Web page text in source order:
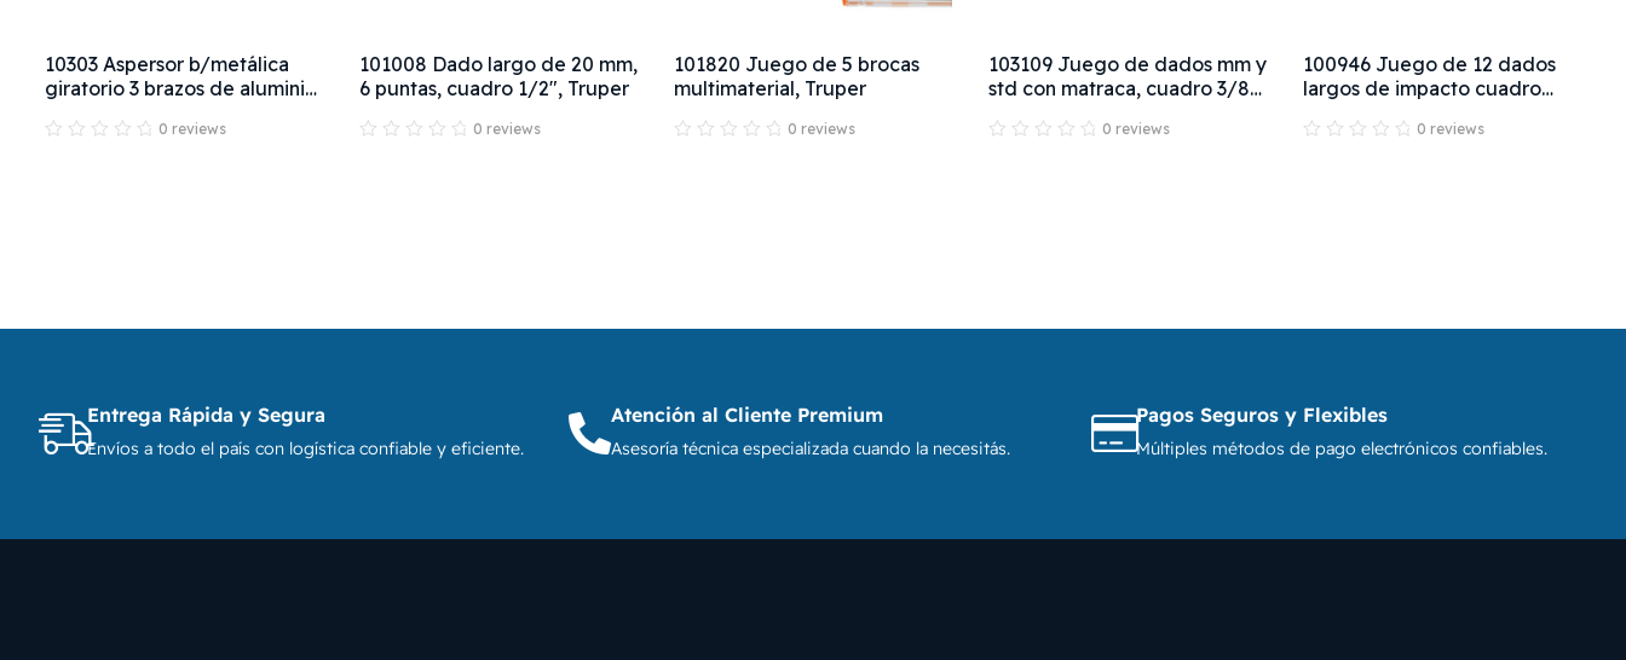
10303 Aspersor b/metálica
giratorio 3 brazos de aluminio,
0 reviews
101008 Dado largo de 20 mm,
6 puntas, cuadro 1/2", Truper
0 reviews
101820 Juego de 5 brocas
multimaterial, Truper
0 reviews
103109 Juego de dados mm y
std con matraca, cuadro 3/8",
0 reviews
100946 Juego de 12 dados
largos de impacto cuadro
0 reviews
Entrega Rápida y Segura
Envíos a todo el país con logística confiable y eficiente.
Atención al Cliente Premium
Asesoría técnica especializada cuando la necesitás.
Pagos Seguros y Flexibles
Múltiples métodos de pago electrónicos confiables.